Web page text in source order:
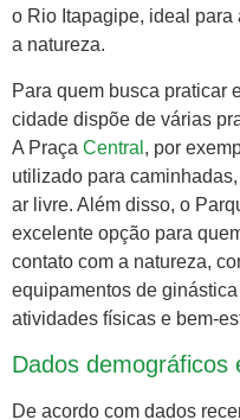
o Rio Itapagipe, ideal
a natureza.
Para quem busca praticar
cidade dispõe de várias
A Praça Central , por
utilizado para
ar livre. Além disso, o
excelente opção para
contato com a natureza,
equipamentos de
atividades físicas e bem-
Dados demográficos
De acordo com dados